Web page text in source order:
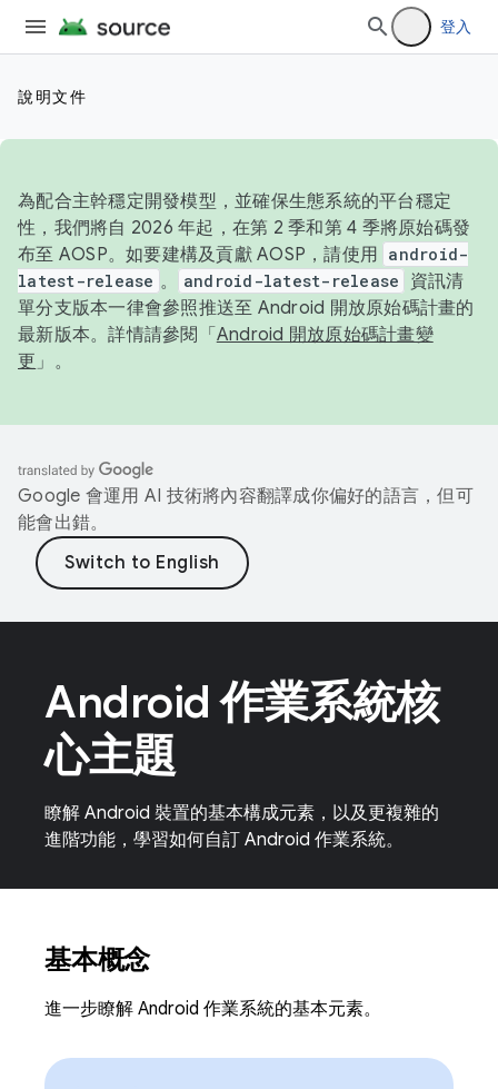
登入
說明文件
為配合主幹穩定開發模型，並確保生態系統的平台穩定
性，我們將自 2026 年起，在第 2 季和第 4 季將原始碼發
布至 AOSP。如要建構及貢獻 AOSP，請使用 android-
latest-release 。 android-latest-release
資訊清
單分支版本一律會參照推送至 Android 開放原始碼計畫的
最新版本。詳情請參閱「 Android 開放原始碼計畫變
更 」。
Google 會運用 AI 技術將內容翻譯成你偏好的語言，但可
能會出錯。
Android 作業系統核
心主題
瞭解 Android 裝置的基本構成元素，以及更複雜的
進階功能，學習如何自訂 Android 作業系統。
基本概念
進一步瞭解 Android 作業系統的基本元素。